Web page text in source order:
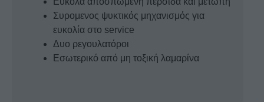
Συρομενος ψυκτικός μηχανισμός για
ευκολία στο service
Δυο ρεγουλατόροι
Εσωτερικό από μη τοξική λαμαρίνα